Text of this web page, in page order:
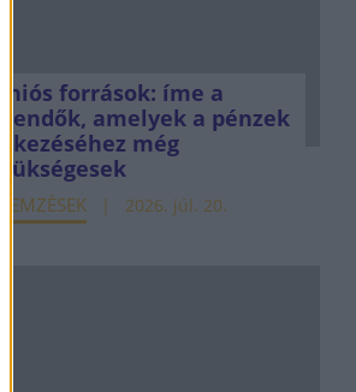
Uniós források: íme a
teendők, amelyek a pénzek
érkezéséhez még
szükségesek
ELEMZÉSEK 2026. júl. 20.